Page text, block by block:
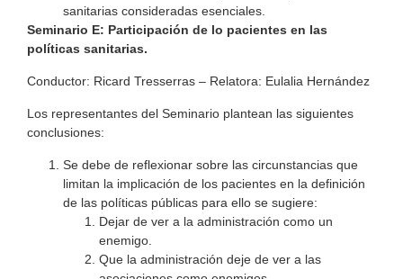
sanitarias consideradas esenciales.
Seminario E: Participación de lo pacientes en las
políticas sanitarias.
Conductor: Ricard Tresserras – Relatora: Eulalia Hernández
Los representantes del Seminario plantean las siguientes
conclusiones:
Se debe de reflexionar sobre las circunstancias que
limitan la implicación de los pacientes en la definición
de las políticas públicas para ello se sugiere:
Dejar de ver a la administración como un
enemigo.
Que la administración deje de ver a las